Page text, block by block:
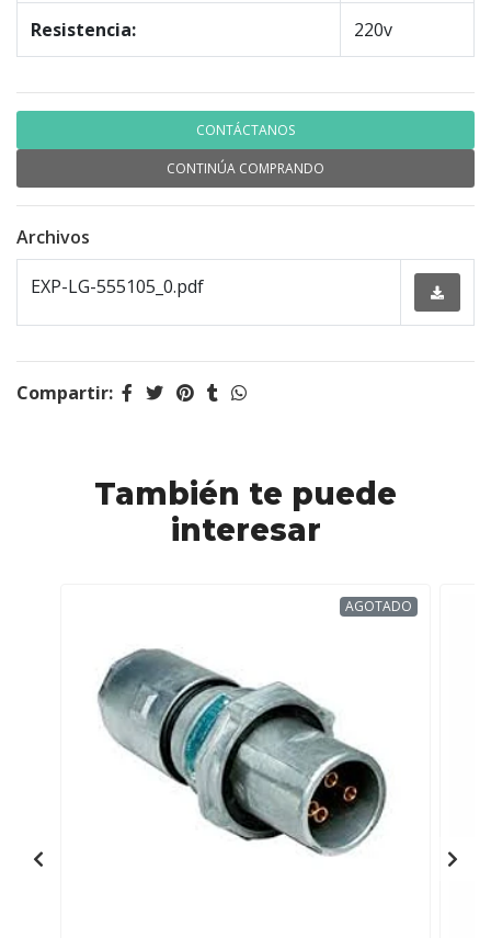
Resistencia: 220v
CONTÁCTANOS
CONTINÚA COMPRANDO
Archivos
EXP-LG-555105_0.pdf
Compartir:
También te puede
interesar
AGOTADO